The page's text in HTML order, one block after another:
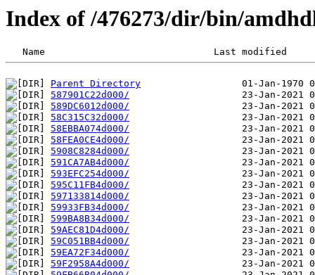
Index of /476273/dir/bin/
Parent Directory
587901C22d000/
589DC6012d000/
58C315C32d000/
58EBBA074d000/
58FEA0CE4d000/
5908C8284d000/
591CA7AB4d000/
593EFC254d000/
595C11FB4d000/
597133814d000/
59933FB34d000/
599BA8B34d000/
59AEC81D4d000/
59C051BB4d000/
59EA72F34d000/
59F2958A4d000/